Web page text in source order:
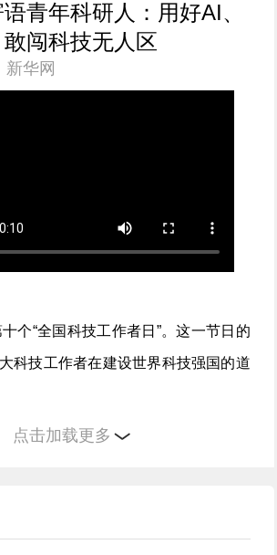
青年科研人：用好AI、
闯科技无人区
华网
“全国科技工作者日”。这一节日的
科技工作者在建设世界科技强国的道
么选择专业方向？围绕这些话题，新
点击加载更多